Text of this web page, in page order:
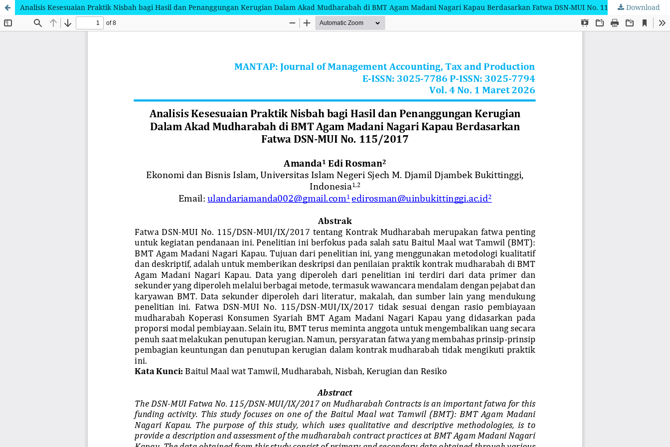
Analisis Kesesuaian Praktik Nisbah bagi Hasil dan Penanggungan Kerugian Dalam Akad Mudharabah di BMT Agam Madani Nagari Kapau Berdasarkan Fatwa DSN-MUI No. 115/2017Download